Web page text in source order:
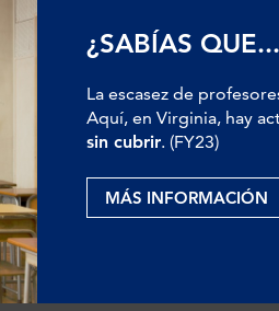
¿SABÍAS
La escasez de
Aquí, en Virginia, hay
sin cubrir. (FY23)
MÁS INFORMACIÓN